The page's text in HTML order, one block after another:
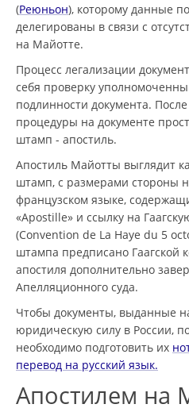
(Реюньон), которому данные
делегированы в связи с
на Майотте.
Процесс легализации
себя проверку
подлинности документа.
процедуры на документе
штамп - апостиль.
Апостиль Майотты выглядит
штамп, с размерами стороны
французском языке,
«Apostille» и ссылку на
(Convention de La Haye du 5
штампа предписано Гаагской
апостиля дополнительно
Апелляционного суда.
Чтобы документы, выданные
юридическую силу в России,
необходимо подготовить их
перевод на русский язык.
Апостилем на